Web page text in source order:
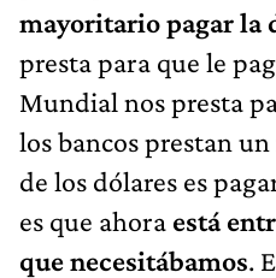
mayoritario pagar la
presta para que le
Mundial nos presta
los bancos prestan
de los dólares es
es que ahora está
que necesitábamos.